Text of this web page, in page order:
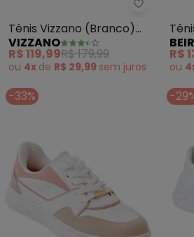
Vizzano -
Tênis Vizzano (Branco)
em Sintético
VIZZANO
R$ 119,99R$ 179,99
ou 4x de R$ 29,99 sem juros
R$
ou
-33% -